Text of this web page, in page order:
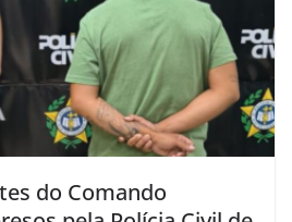
do Comando